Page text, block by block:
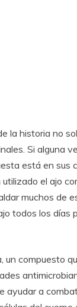
la historia no
Si alguna
está en sus
el ajo
muchos de
todos los días
un compuesto
ayudar a